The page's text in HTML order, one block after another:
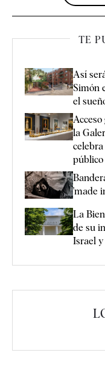
TE
Así
Simón
el
la
público
'made
La
de su
Israel y